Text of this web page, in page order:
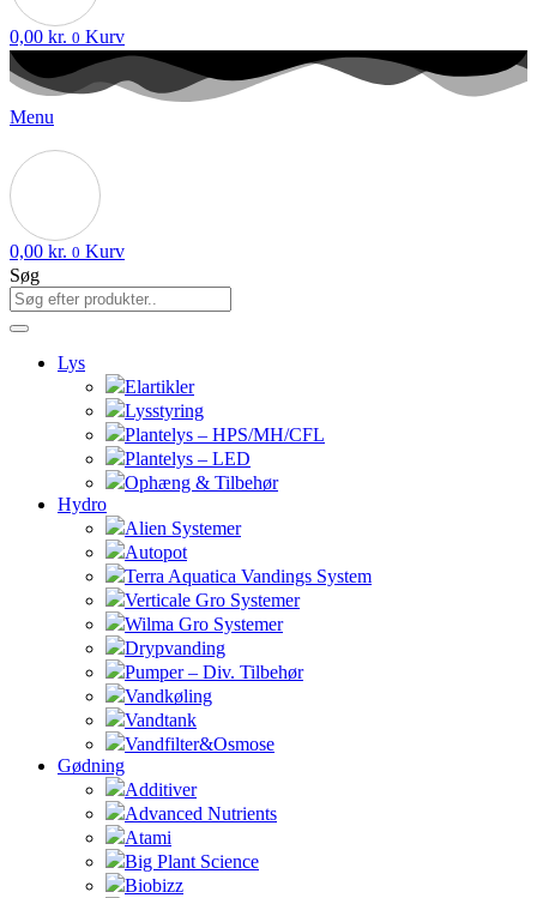
0,00 kr. 0 Kurv
Menu
0,00 kr. 0 Kurv
Søg
Lys
Elartikler
Lysstyring
Plantelys – HPS/MH/CFL
Plantelys – LED
Ophæng & Tilbehør
Hydro
Alien Systemer
Autopot
Terra Aquatica Vandings System
Verticale Gro Systemer
Wilma Gro Systemer
Drypvanding
Pumper – Div. Tilbehør
Vandkøling
Vandtank
Vandfilter&Osmose
Gødning
Additiver
Advanced Nutrients
Atami
Big Plant Science
Biobizz